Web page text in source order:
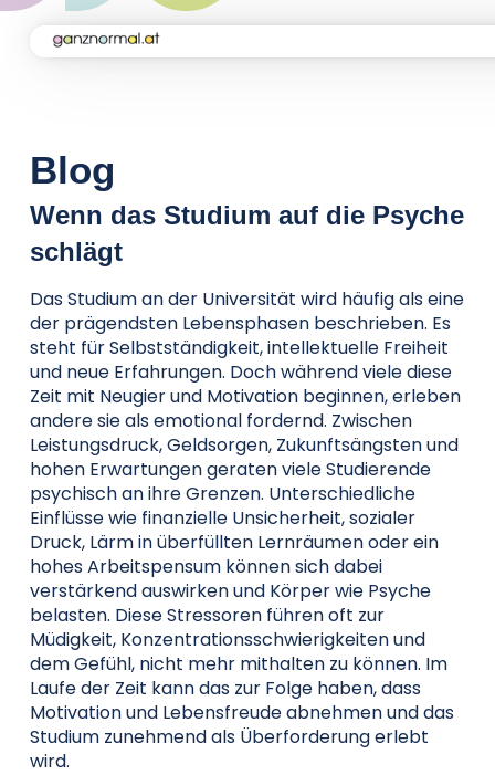
Kampagne
Aktuelles
Soforthilfe
Über uns
Kontakt
Blog
Wenn das Studium auf die Psyche
schlägt
Das Studium an der Universität wird häufig als eine
der prägendsten Lebensphasen beschrieben. Es
steht für Selbstständigkeit, intellektuelle Freiheit
und neue Erfahrungen. Doch während viele diese
Zeit mit Neugier und Motivation beginnen, erleben
andere sie als emotional fordernd. Zwischen
Leistungsdruck, Geldsorgen, Zukunftsängsten und
hohen Erwartungen geraten viele Studierende
psychisch an ihre Grenzen. Unterschiedliche
Einflüsse wie finanzielle Unsicherheit, sozialer
Druck, Lärm in überfüllten Lernräumen oder ein
hohes Arbeitspensum können sich dabei
verstärkend auswirken und Körper wie Psyche
belasten. Diese Stressoren führen oft zur
Müdigkeit, Konzentrationsschwierigkeiten und
dem Gefühl, nicht mehr mithalten zu können. Im
Laufe der Zeit kann das zur Folge haben, dass
Motivation und Lebensfreude abnehmen und das
Studium zunehmend als Überforderung erlebt
wird.